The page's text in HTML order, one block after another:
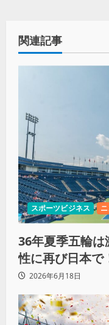
関連記事
スポーツビジネス
36年夏季五輪
性に再び日本で
2026年6月18日